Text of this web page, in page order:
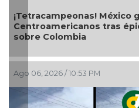
México gana
tras épica
Colombia
2026 / 10:53 PM